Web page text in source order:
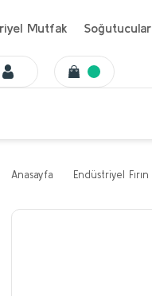
Mutfak Soğutucular
Anasayfa Endüstriyel Fırın